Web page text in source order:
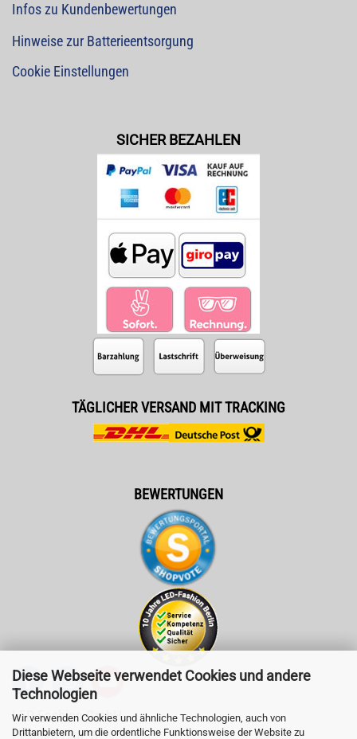
Diese Webseite verwendet Cookies und andere
Technologien
Wir verwenden Cookies und ähnliche Technologien, auch von
Drittanbietern, um die ordentliche Funktionsweise der Website zu
Infos zu Kundenbewertungen
Hinweise zur Batterieentsorgung
Cookie Einstellungen
SICHER BEZAHLEN
TÄGLICHER VERSAND MIT TRACKING
BEWERTUNGEN
LED-Fashion GmbH
Pestalozzistr. 3